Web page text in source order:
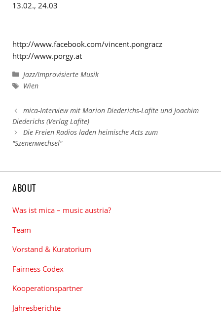
13.02., 24.03
http://www.facebook.com/vincent.pongracz
http://www.porgy.at
Kategorien
Jazz/Improvisierte Musik
Schlagwörter
Wien
mica-Interview mit Marion Diederichs-Lafite und Joachim
Diederichs (Verlag Lafite)
Die Freien Radios laden heimische Acts zum
"Szenenwechsel"
ABOUT
Was ist mica – music austria?
Team
Vorstand & Kuratorium
Fairness Codex
Kooperationspartner
Jahresberichte